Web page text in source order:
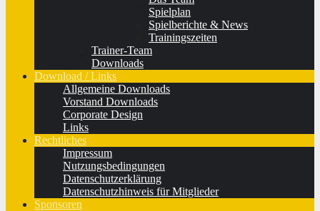
Spielplan
Spielberichte & News
Trainingszeiten
Trainer-Team
Downloads
Download / Links
Allgemeine Downloads
Vorstand Downloads
Corporate Design
Links
Rechtliches
Impressum
Nutzungsbedingungen
Datenschutzerklärung
Datenschutzhinweis für Mitglieder
Sponsoren